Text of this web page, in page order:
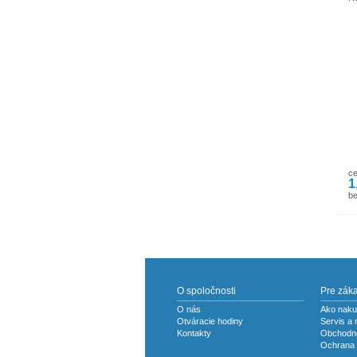
O spoločnosti
O nás
Otváracie hodiny
Kontakty
Pre
Ako
Servis a
Ochrana